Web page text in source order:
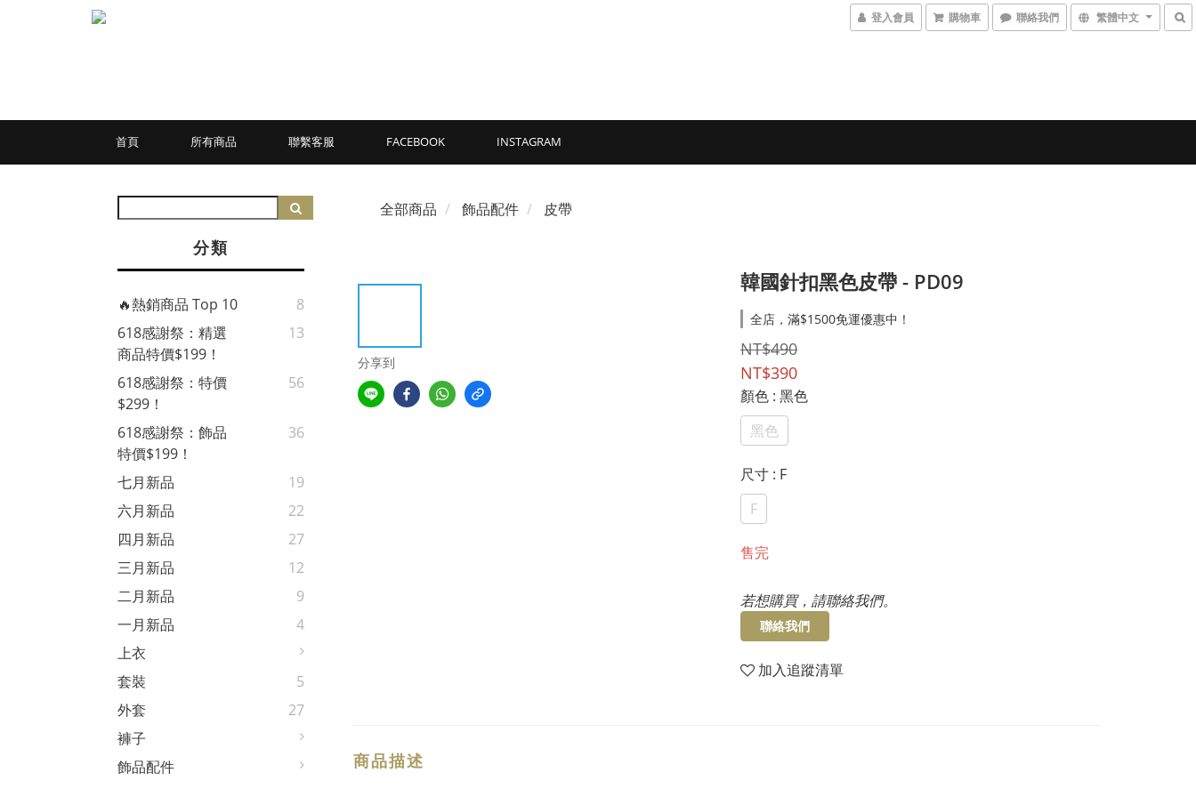
登入會員 購物車 聯絡我們 繁體中文
首頁 所有商品 聯繫客服 FACEBOOK INSTAGRAM
分類
🔥熱銷商品 Top 10
8
618感謝祭：精選
商品特價$199！
13
618感謝祭：特價
$299！
56
618感謝祭：飾品
特價$199！
36
七月新品
19
六月新品
22
四月新品
27
三月新品
12
二月新品
9
一月新品
4
上衣
套裝
5
外套
27
褲子
飾品配件
全部商品 飾品配件 皮帶
分享到
韓國針扣黑色皮帶 - PD09
全店，滿$1500免運優惠中！
NT$490
NT$390
顏色 : 黑色
黑色
尺寸 : F
F
售完
若想購買，請聯絡我們。
聯絡我們
加入追蹤清單
商品描述